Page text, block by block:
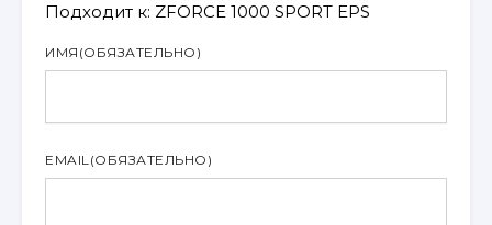
Подходит к: ZFORCE 1000 SPORT EPS
ИМЯ (ОБЯЗАТЕЛЬНО)
EMAIL(ОБЯЗАТЕЛЬНО)